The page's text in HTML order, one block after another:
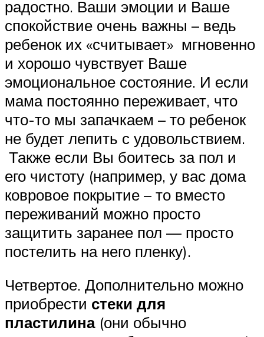
радостно. Ваши эмоции и Ваше
спокойствие очень важны – ведь
ребенок их «считывает» мгновенно
и хорошо чувствует Ваше
эмоциональное состояние. И если
мама постоянно переживает, что
что-то мы запачкаем – то ребенок
не будет лепить с удовольствием.
Также если Вы боитесь за пол и
его чистоту (например, у вас дома
ковровое покрытие – то вместо
переживаний можно просто
защитить заранее пол — просто
постелить на него пленку).
Четвертое. Дополнительно можно
приобрести стеки для
пластилина(они обычно